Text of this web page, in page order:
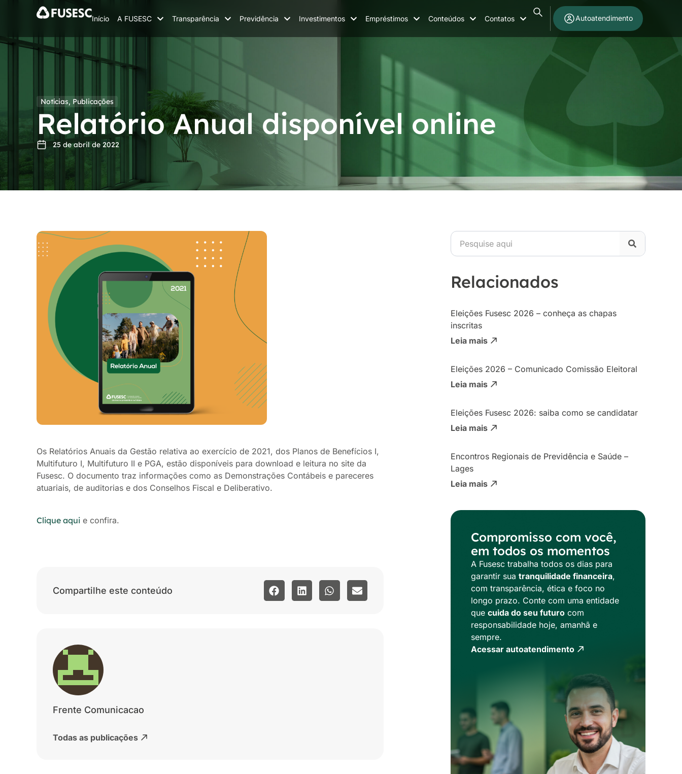
Início A FUSESC Transparência Previdência Investimentos Empréstimos Conteúdos Contatos Autoatendimento
Notícias, Publicações
Relatório Anual disponível online
25 de abril de 2022
Os Relatórios Anuais da Gestão relativa ao exercício de 2021, dos Planos de Benefícios I,
Multifuturo I, Multifuturo II e PGA, estão disponíveis para download e leitura no site da
Fusesc. O documento traz informações como as Demonstrações Contábeis e pareceres
atuariais, de auditorias e dos Conselhos Fiscal e Deliberativo.
Clique aqui e confira.
Compartilhe este conteúdo
Frente Comunicacao
Todas as publicações
Relacionados
Eleições Fusesc 2026 – conheça as chapas
inscritas
Leia mais
Eleições 2026 – Comunicado Comissão Eleitoral
Leia mais
Eleições Fusesc 2026: saiba como se candidatar
Leia mais
Encontros Regionais de Previdência e Saúde –
Lages
Leia mais
Compromisso com você,
em todos os momentos
A Fusesc trabalha todos os dias para
garantir sua tranquilidade financeira,
com transparência, ética e foco no
longo prazo. Conte com uma entidade
que cuida do seu futuro com
responsabilidade hoje, amanhã e
sempre.
Acessar autoatendimento